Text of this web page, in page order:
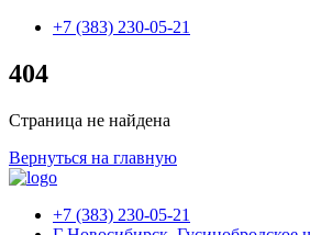
+7 (383) 230-05-21
404
Страница не найдена
Вернуться на главную
+7 (383) 230-05-21